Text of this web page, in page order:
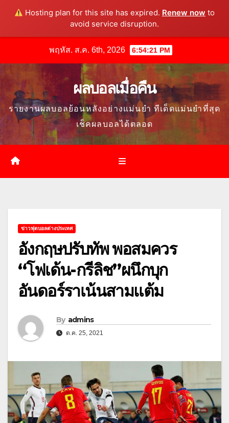
Hosting plan for this site has expired. Renew now to
avoid service disruption.
content
พฤหัส. ส.ค. 6th, 2026 6:54:22 PM
ผลบอลเมื่อคืน
รายงานผลบอลย้อนหลังอย่างแม่นยำ ทีเด็ดแม่นยำที่สุด
เช็คผลบอลได้ตลอด
ข่าวฟุตบอลต่างประเทศ
อังกฤษปรับทัพ พอสมควร
“โฟเด้น-กรีลิช”ผนึกบุก
อันดอร์ราเน้นสามแต้ม
By admins
ต.ค. 25, 2021